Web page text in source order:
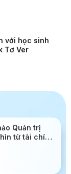
với học sinh
Tơ Ver
Quản trị
từ tài chính
tầm quản trị